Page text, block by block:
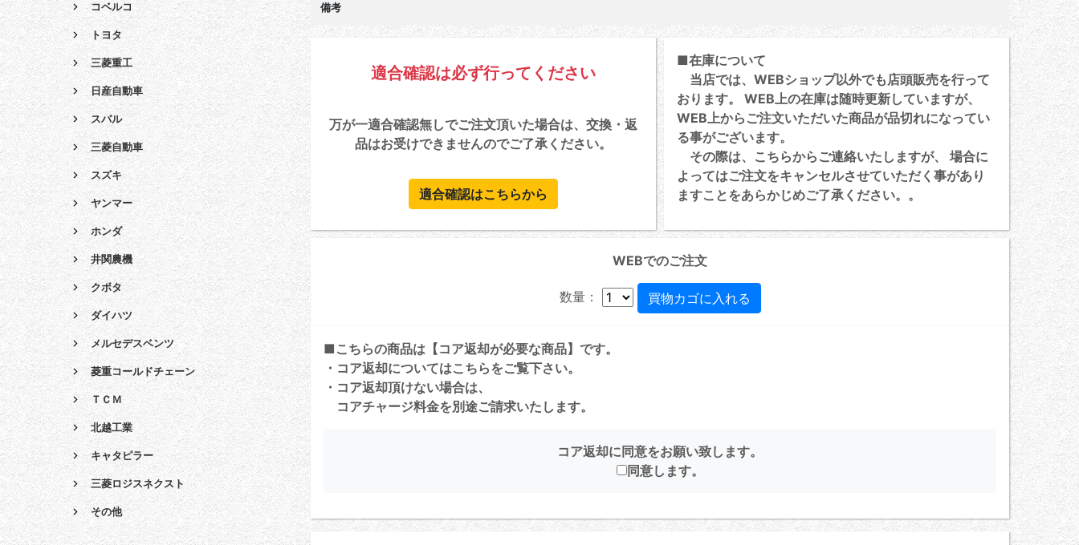
備考
適合確認は必ず行ってください
万が一適合確認無しでご注文頂いた場合は、交換・返
品はお受けできませんのでご了承ください。
適合確認はこちらから
■在庫について
当店では、WEBショップ以外でも店頭販売を行って
おります。 WEB上の在庫は随時更新していますが、
WEB上からご注文いただいた商品が品切れになってい
る事がございます。
その際は、こちらからご連絡いたしますが、 場合に
よってはご注文をキャンセルさせていただく事があり
ますことをあらかじめご了承ください。。
WEBでのご注文
数量：
■こちらの商品は【コア返却が必要な商品】です。
・コア返却についてはこちらをご覧下さい。
・コア返却頂けない場合は、
コアチャージ料金を別途ご請求いたします。
コア返却に同意をお願い致します。
同意します。
コベルコ
トヨタ
三菱重工
日産自動車
スバル
三菱自動車
スズキ
ヤンマー
ホンダ
井関農機
クボタ
ダイハツ
メルセデスベンツ
菱重コールドチェーン
ＴＣＭ
北越工業
キャタピラー
三菱ロジスネクスト
その他